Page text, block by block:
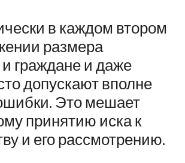
в каждом втором
размера
граждане и даже
допускают вполне
Это мешает
принятию иска к
и его рассмотрению.